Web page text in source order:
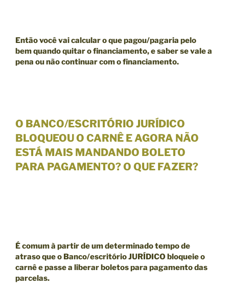
Então você vai calcular o que pagou/pagaria pelo
bem quando quitar o financiamento, e saber sevale a
pena ou não continuar com o financiamento.
O BANCO/ESCRITÓRIO JURÍDICO
BLOQUEOU O CARNÊ E AGORA NÃO
ESTÁ MAIS MANDANDO BOLETO
PARA PAGAMENTO? O QUE FAZER?
É comum à partir de umdeterminado tempo de
atraso que o Banco/escritório JURÍDICO bloqueie o
carnêe passe a liberar boletos para pagamento das
parcelas.